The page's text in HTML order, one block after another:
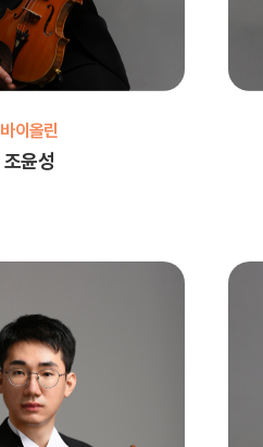
바이올린
조윤성